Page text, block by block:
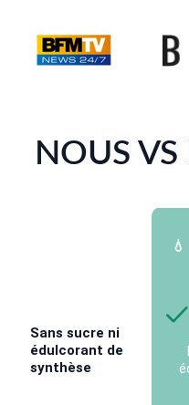
NOUS VS
Sans sucre ni
édulcorant de
synthèse